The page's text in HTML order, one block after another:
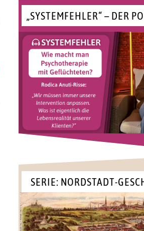
„SYSTEMFEHLER“ – DER
SERIE: NORDSTADT-